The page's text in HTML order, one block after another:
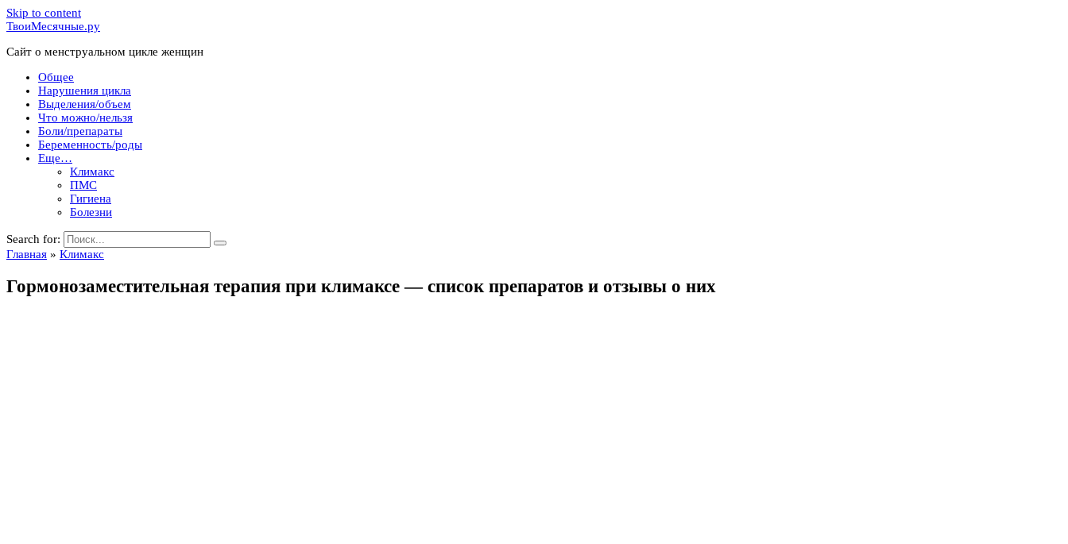
Skip to content
ТвоиМесячные.ру
Сайт о менструальном цикле женщин
Общее
Нарушения цикла
Выделения/объем
Что можно/нельзя
Боли/препараты
Беременность/роды
Еще…
Климакс
ПМС
Гигиена
Болезни
Search for:
Главная » Климакс
Гормонозаместительная терапия при климаксе — список препаратов и отзывы о них